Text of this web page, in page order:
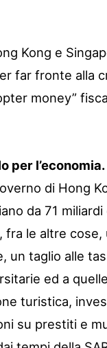
Kong e
far fronte alla
money”
per l’economia.
di Hong
da 71
fra le altre
un taglio alle
ed a
turistica,
su prestiti e